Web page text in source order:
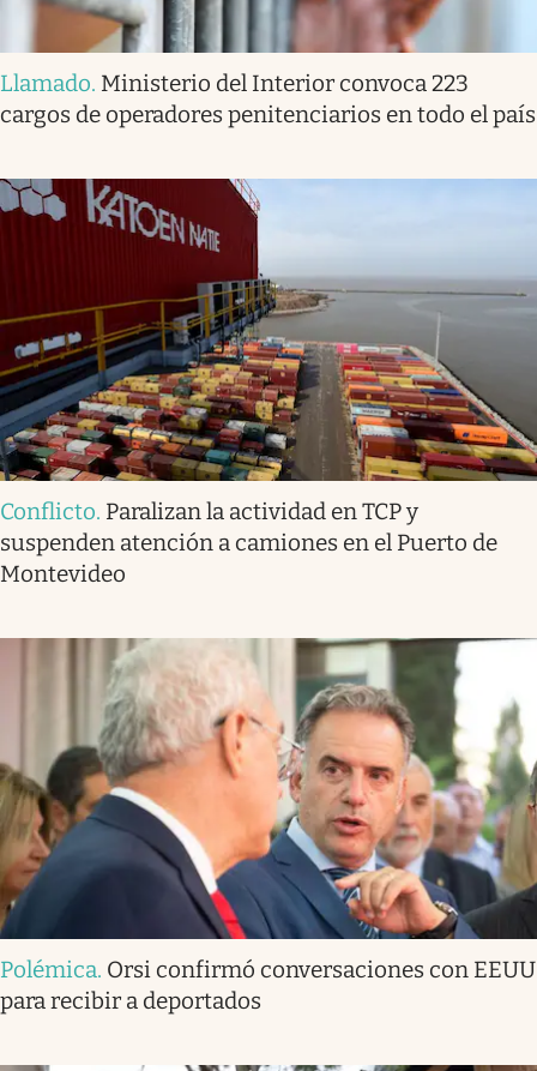
Llamado. Ministerio del Interior convoca 223
cargos de operadores penitenciarios en todo el país
Conflicto. Paralizan la actividad en TCP y
suspenden atención a camiones en el Puerto de
Montevideo
Polémica. Orsi confirmó conversaciones con EEUU
para recibir a deportados